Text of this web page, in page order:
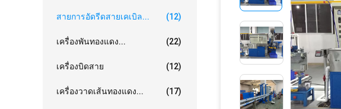
สายการอัดรีดสายเคเบิล... (12)
เครื่องพันทองแดง... (22)
เครื่องบิดสาย (12)
เครื่องวาดเส้นทองแดง... (17)